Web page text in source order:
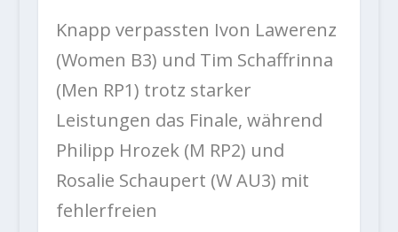
Knapp verpassten Ivon Lawerenz
(Women B3) und Tim Schaffrinna
(Men RP1) trotz starker
Leistungen das Finale, während
Philipp Hrozek (M RP2) und
Rosalie Schaupert (W AU3) mit
fehlerfreien